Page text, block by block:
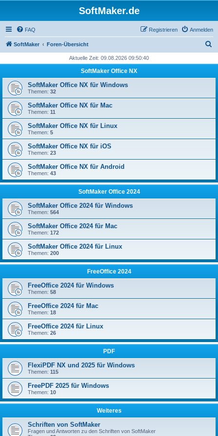
SoftMaker.de
FAQ Anmelden
Registrieren
SoftMaker Foren-Übersicht
h
Aktuelle Zeit: 09.08.2026 09:50:40
SoftMaker Office NX
SoftMaker Office NX für Windows
Themen: 32
SoftMaker Office NX für Mac
Themen: 11
SoftMaker Office NX für Linux
Themen: 5
SoftMaker Office NX für iOS
Themen: 23
SoftMaker Office NX für Android
Themen: 43
SoftMaker Office 2024
SoftMaker Office 2024 für Windows
Themen: 564
SoftMaker Office 2024 für Mac
Themen: 172
SoftMaker Office 2024 für Linux
Themen: 200
FreeOffice 2024
FreeOffice 2024 für Windows
Themen: 58
FreeOffice 2024 für Mac
Themen: 18
FreeOffice 2024 für Linux
Themen: 26
PDF
FlexiPDF NX und 2025 für Windows
Themen: 115
FreePDF 2025 für Windows
Themen: 10
Weiteres
Schriften von SoftMaker
Fragen und Antworten zu den Schriften von SoftMaker